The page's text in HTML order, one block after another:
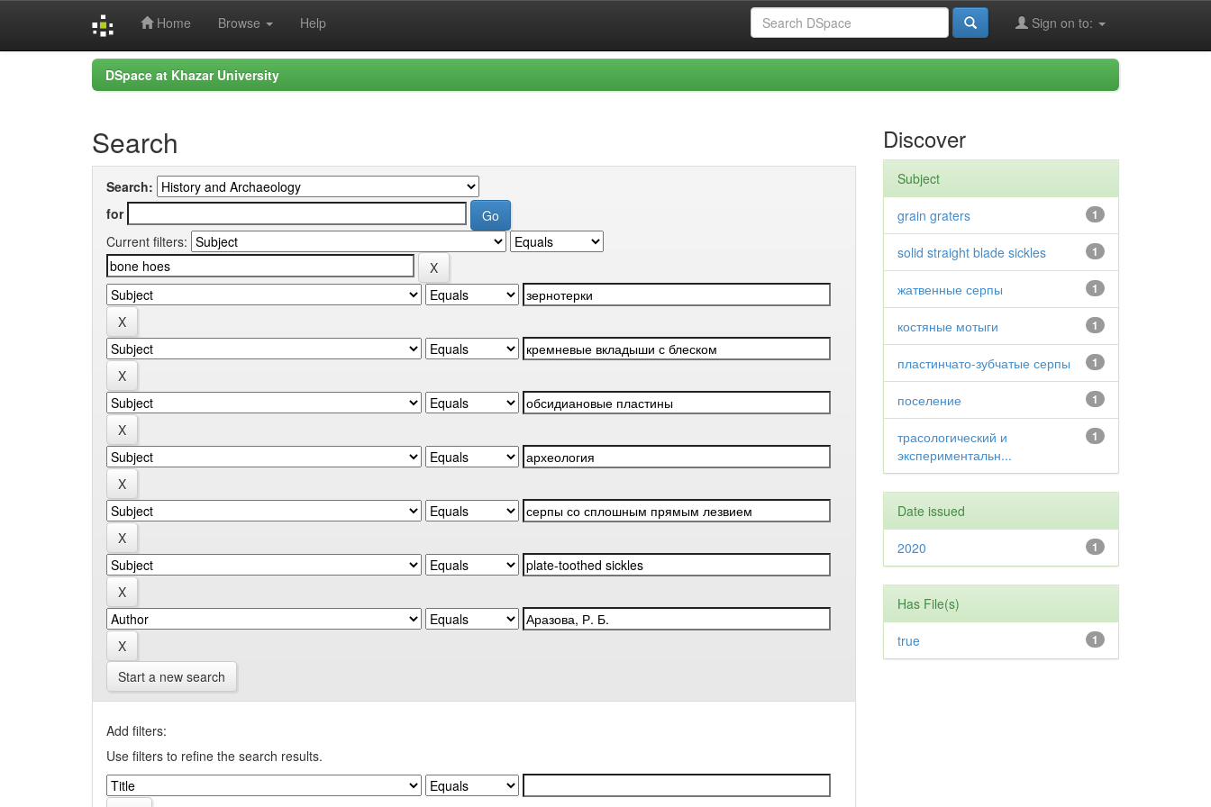
Home Browse Help Sign on to:
DSpace at Khazar University
Search
Search:
for
Current filters:
Start a new search
Add filters:
Use filters to refine the search results.
Discover
Subject
1
grain graters
1
solid straight blade sickles
1
жатвенные серпы
1
костяные мотыги
1
пластинчато-зубчатые серпы
1
поселение
1
трасологический и
экспериментальн...
Date issued
1
2020
Has File(s)
1
true